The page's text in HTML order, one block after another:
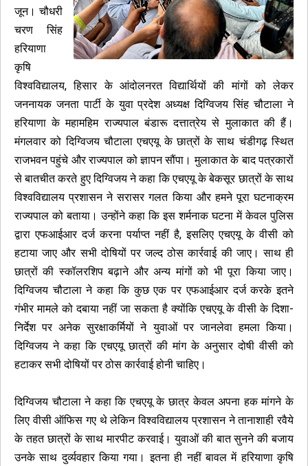
जून। चौधरी
चरण सिंह
हरियाणा
कृषि
विश्वविद्यालय, हिसार के आंदोलनरत विद्यार्थियों की मांगों को लेकर
जननायक जनता पार्टी के युवा प्रदेश अध्यक्ष दिग्विजय सिंह चौटाला ने
हरियाणा के महामहिम राज्यपाल बंडारू दत्तात्रेय से मुलाकात की हैं।
मंगलवार को दिग्विजय चौटाला एचएयू के छात्रों के साथ चंडीगढ़ स्थित
राजभवन पहुंचे और राज्यपाल को ज्ञापन सौंपा। मुलाकात के बाद पत्रकारों
से बातचीत करते हुए दिग्विजय ने कहा कि एचएयू के बेकसूर छात्रों के साथ
विश्वविद्यालय प्रशासन ने सरासर गलत किया और हमने पूरा घटनाक्रम
राज्यपाल को बताया। उन्होंने कहा कि इस शर्मनाक घटना में केवल पुलिस
द्वारा एफआईआर दर्ज करना पर्याप्त नहीं है, इसलिए एचएयू के वीसी को
हटाया जाए और सभी दोषियों पर जल्द ठोस कार्रवाई की जाए। साथ ही
छात्रों की स्कॉलरशिप बढ़ाने और अन्य मांगों को भी पूरा किया जाए।
दिग्विजय चौटाला ने कहा कि कुछ एक पर एफआईआर दर्ज करके इतने
गंभीर मामले को दबाया नहीं जा सकता है क्योंकि एचएयू के वीसी के दिशा-
निर्देश पर अनेक सुरक्षाकर्मियों ने युवाओं पर जानलेवा हमला किया।
दिग्विजय ने कहा कि एचएयू छात्रों की मांग के अनुसार दोषी वीसी को
हटाकर सभी दोषियों पर ठोस कार्रवाई होनी चाहिए।
दिग्विजय चौटाला ने कहा कि एचएयू के छात्र केवल अपना हक मांगने के
लिए वीसी ऑफिस गए थे लेकिन विश्वविद्यालय प्रशासन ने तानाशाही रवैये
के तहत छात्रों के साथ मारपीट करवाई। युवाओं की बात सुनने की बजाय
उनके साथ दुर्व्यवहार किया गया। इतना ही नहीं बावल में हरियाणा कृषि